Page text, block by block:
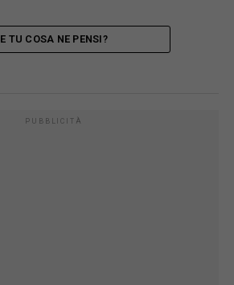
E TU COSA NE PENSI?
PUBBLICITÀ